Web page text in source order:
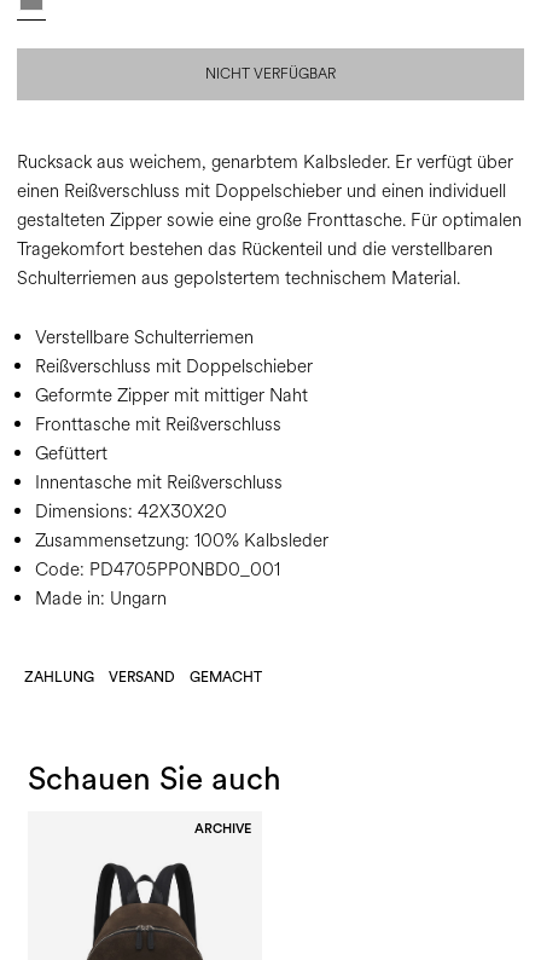
NICHT VERFÜGBAR
Rucksack aus weichem, genarbtem Kalbsleder. Er verfügt über
einen Reißverschluss mit Doppelschieber und einen individuell
gestalteten Zipper sowie eine große Fronttasche. Für optimalen
Tragekomfort bestehen das Rückenteil und die verstellbaren
Schulterriemen aus gepolstertem technischem Material.
Verstellbare Schulterriemen
Reißverschluss mit Doppelschieber
Geformte Zipper mit mittiger Naht
Fronttasche mit Reißverschluss
Gefüttert
Innentasche mit Reißverschluss
Dimensions: 42X30X20
Zusammensetzung: 100% Kalbsleder
Code: PD4705PP0NBD0_001
Made in: Ungarn
ZAHLUNG VERSAND GEMACHT
Schauen Sie auch
ARCHIVE